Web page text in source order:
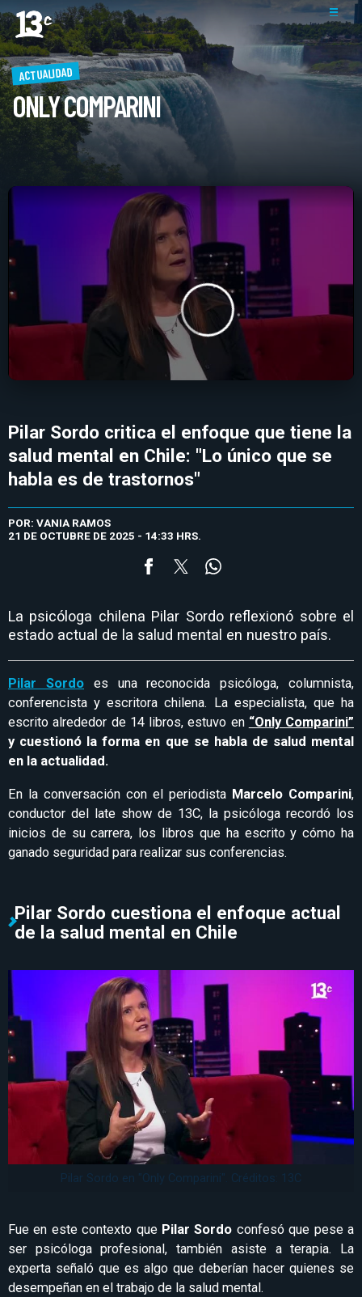
ACTUALIDAD
ONLY COMPARINI
Pilar Sordo critica el enfoque que tiene la
salud mental en Chile: "Lo único que se
habla es de trastornos"
POR: VANIA RAMOS
21 DE OCTUBRE DE 2025 - 14:33 HRS.
La psicóloga chilena Pilar Sordo reflexionó sobre el
estado actual de la salud mental en nuestro país.
Pilar Sordoes una reconocida psicóloga, columnista,
conferencista y escritora chilena. La especialista, que ha
escrito alrededor de 14 libros, estuvo en “Only Comparini”
y cuestionó la forma en que se habla de salud mental
en la actualidad.
En la conversación con el periodista Marcelo Comparini,
conductor del late show de 13C, la psicóloga recordó los
inicios de su carrera, los libros que ha escrito y cómo ha
ganado seguridad para realizar sus conferencias.
Pilar Sordo cuestiona el enfoque actual
de la salud mental en Chile
Pilar Sordo en "Only Comparini". Créditos: 13C
Fue en este contexto que Pilar Sordo confesó que pese a
ser psicóloga profesional, también asiste a terapia. La
experta señaló que es algo que deberían hacer quienes se
desempeñan en el trabajo de la salud mental.